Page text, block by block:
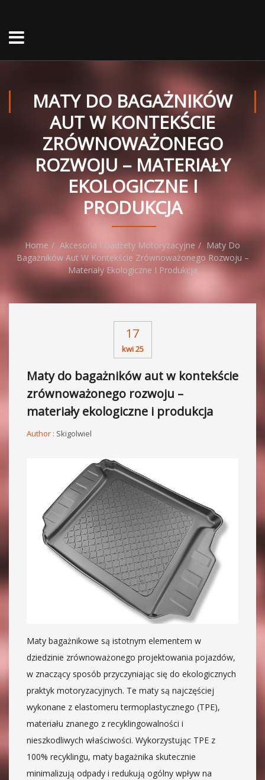
MATY DO BAGAŻNIKÓW
AUT W KONTEKŚCIE
ZRÓWNOWAŻONEGO
ROZWOJU – MATERIAŁY
EKOLOGICZNE I
PRODUKCJA
Home Akcesoria I Gadżety Motoryzacyjne
Maty Do
Bagażników Aut W Kontekście Zrównoważonego Rozwoju –
Materiały Ekologiczne I Produkcja
17
kwi 25
Maty do bagażników aut w kontekście
zrównoważonego rozwoju –
materiały ekologiczne i produkcja
Author : Skigolwiel
Maty bagażnikowe są istotnym elementem w
dziedzinie zrównoważonego projektowania pojazdów,
w znaczący sposób przyczyniając się do ekologicznych
praktyk motoryzacyjnych. Te maty są najczęściej
wykonane z elastomeru termoplastycznego (TPE),
materiału znanego z recyklingowalności i
nieszkodliwych właściwości. Wykorzystując TPE z
100% recyklingu, maty bagażnika skutecznie
minimalizują odpady i redukują ogólny wpływ na